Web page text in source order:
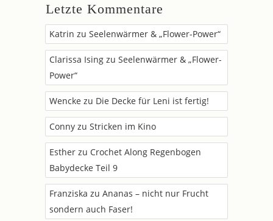
Letzte Kommentare
Katrin zu Seelenwärmer & „Flower-Power“
Clarissa Ising zu Seelenwärmer & „Flower-
Power“
Wencke zu Die Decke für Leni ist fertig!
Conny zu Stricken im Kino
Esther zu Crochet Along Regenbogen
Babydecke Teil 9
Franziska zu Ananas – nicht nur Frucht
sondern auch Faser!